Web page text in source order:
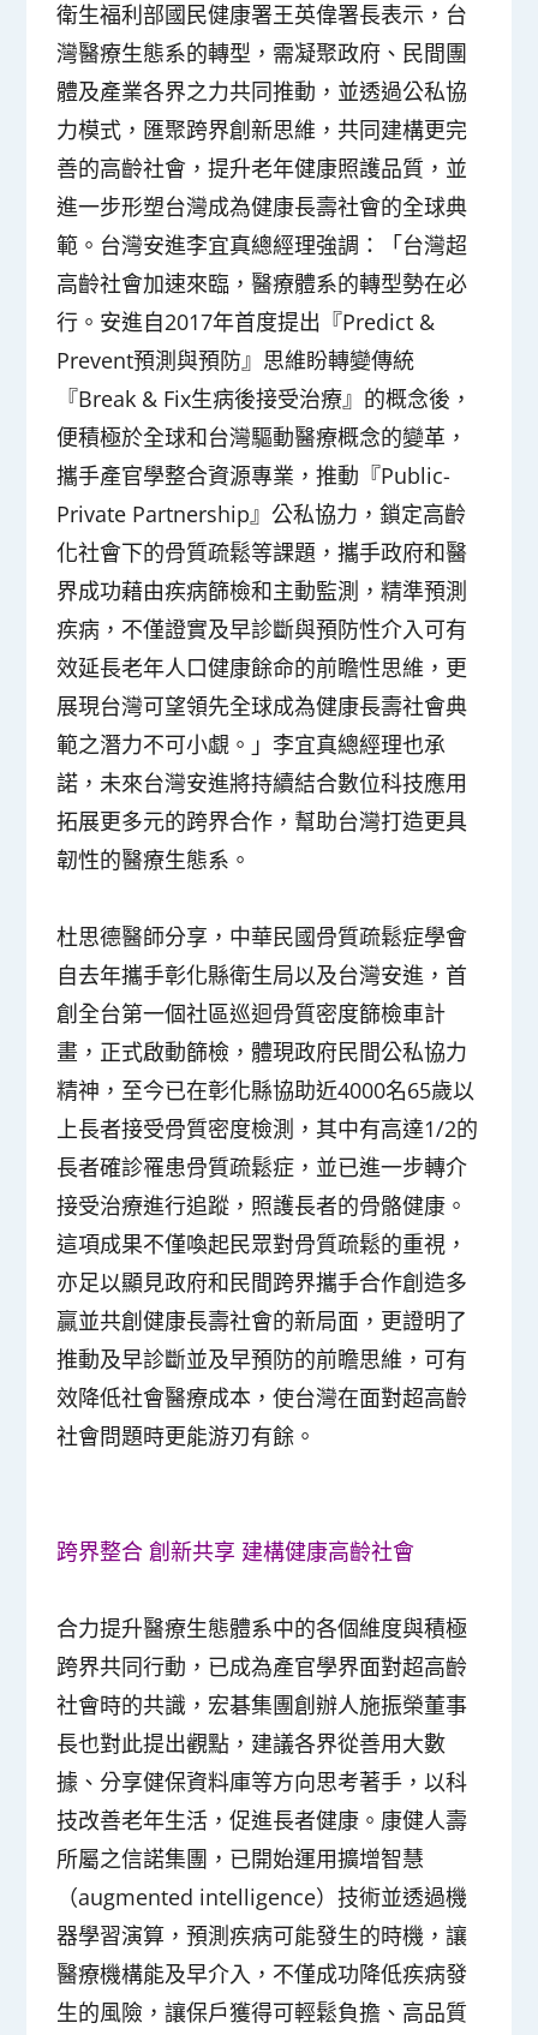
衛生福利部國民健康署王英偉署長表示，台
灣醫療生態系的轉型，需凝聚政府、民間團
體及產業各界之力共同推動，並透過公私協
力模式，匯聚跨界創新思維，共同建構更完
善的高齡社會，提升老年健康照護品質，並
進一步形塑台灣成為健康長壽社會的全球典
範。台灣安進李宜真總經理強調：「台灣超
高齡社會加速來臨，醫療體系的轉型勢在必
行。安進自2017年首度提出『Predict &
Prevent預測與預防』思維盼轉變傳統
『Break & Fix生病後接受治療』的概念後，
便積極於全球和台灣驅動醫療概念的變革，
攜手產官學整合資源專業，推動『Public-
Private Partnership』公私協力，鎖定高齡
化社會下的骨質疏鬆等課題，攜手政府和醫
界成功藉由疾病篩檢和主動監測，精準預測
疾病，不僅證實及早診斷與預防性介入可有
效延長老年人口健康餘命的前瞻性思維，更
展現台灣可望領先全球成為健康長壽社會典
範之潛力不可小覷。」李宜真總經理也承
諾，未來台灣安進將持續結合數位科技應用
拓展更多元的跨界合作，幫助台灣打造更具
韌性的醫療生態系。
杜思德醫師分享，中華民國骨質疏鬆症學會
自去年攜手彰化縣衛生局以及台灣安進，首
創全台第一個社區巡迴骨質密度篩檢車計
畫，正式啟動篩檢，體現政府民間公私協力
精神，至今已在彰化縣協助近4000名65歲以
上長者接受骨質密度檢測，其中有高達1/2的
長者確診罹患骨質疏鬆症，並已進一步轉介
接受治療進行追蹤，照護長者的骨骼健康。
這項成果不僅喚起民眾對骨質疏鬆的重視，
亦足以顯見政府和民間跨界攜手合作創造多
贏並共創健康長壽社會的新局面，更證明了
推動及早診斷並及早預防的前瞻思維，可有
效降低社會醫療成本，使台灣在面對超高齡
社會問題時更能游刃有餘。
跨界整合 創新共享 建構健康高齡社會
合力提升醫療生態體系中的各個維度與積極
跨界共同行動，已成為產官學界面對超高齡
社會時的共識，宏碁集團創辦人施振榮董事
長也對此提出觀點，建議各界從善用大數
據、分享健保資料庫等方向思考著手，以科
技改善老年生活，促進長者健康。康健人壽
所屬之信諾集團，已開始運用擴增智慧
（augmented intelligence）技術並透過機
器學習演算，預測疾病可能發生的時機，讓
醫療機構能及早介入，不僅成功降低疾病發
生的風險，讓保戶獲得可輕鬆負擔、高品質